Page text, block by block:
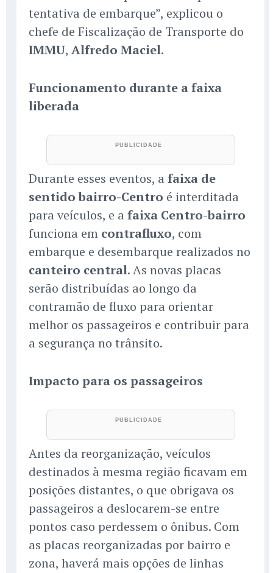
tentativa de embarque”, explicou o
chefe de Fiscalização de Transporte do
IMMU, Alfredo Maciel.
Funcionamento durante a faixa
liberada
Durante esses eventos, a faixa de
sentido bairro-Centro é interditada
para veículos, e a faixa Centro-bairro
funciona em contrafluxo, com
embarque e desembarque realizados no
canteiro central. As novas placas
serão distribuídas ao longo da
contramão de fluxo para orientar
melhor os passageiros e contribuir para
a segurança no trânsito.
Impacto para os passageiros
Antes da reorganização, veículos
destinados à mesma região ficavam em
posições distantes, o que obrigava os
passageiros a deslocarem-se entre
pontos caso perdessem o ônibus. Com
as placas reorganizadas por bairro e
zona, haverá mais opções de linhas